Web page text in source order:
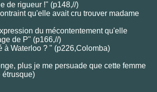
de rigueur !" (p148,//)
qu'elle avait cru trouver madame
du mécontentement qu'elle
de P" (p166,//)
à Waterloo ? " (p226,Colomba)
plus je me persuade que cette femme
étrusque)